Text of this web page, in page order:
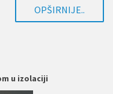
OPŠIRNIJE..
u izolaciji